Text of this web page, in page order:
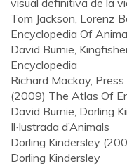
visual definitiva de la
Tom Jackson, Lorenz
Encyclopedia Of
David Burnie,
Encyclopedia
Richard Mackay,
(2009) The Atlas Of
David Burnie, Dorling
Il·lustrada d’Animals
Dorling Kindersley
Dorling Kindersley